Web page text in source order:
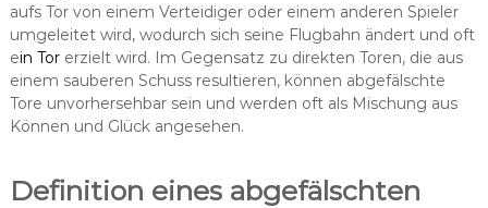
aufs Tor von einem Verteidiger oder einem anderen Spieler
umgeleitet wird, wodurch sich seine Flugbahn ändert und oft
ein Torerzielt wird. Im Gegensatz zu direkten Toren, die aus
einem sauberen Schuss resultieren, können abgefälschte
Tore unvorhersehbar sein und werden oft als Mischung aus
Können und Glück angesehen.
Definition eines abgefälschten